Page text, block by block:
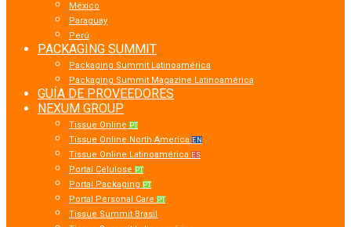
México
Paraguay
Perú
PACKAGING SUMMIT
Packaging Summit Latinoamérica
Packaging Summit Magazine Latinoamérica
GUÍA DE PROVEEDORES
NEXUM GROUP
Tissue Online PT
Tissue Online North America EN
Tissue Online Latinoamérica ES
Portal Celulose PT
Portal Packaging PT
Portal Personal Care PT
Tissue Summit Brasil